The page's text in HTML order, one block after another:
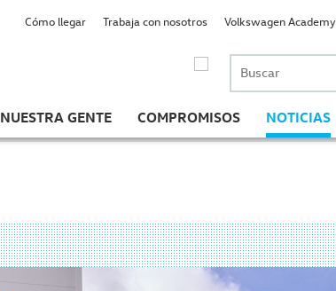
Buscar
por:
NUESTRA GENTE COMPROMISOS NOTICIAS
Cómo llegar Trabaja con nosotros Volkswagen Academy